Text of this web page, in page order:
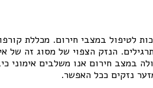
לטיפול במצבי חירום. מכללת
הנזק הצפוי של מסוג זה של
במצב חירום אנו משלבים אימוני
נזקים ככל האפשר.